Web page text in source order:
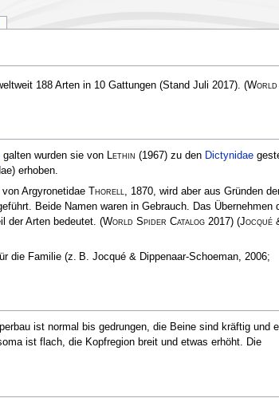
188 Arten in 10 Gattungen (Stand Juli 2017). (World
galten wurden sie von Lethin (1967) zu den Dictynidae
erhoben.
Argyronetidae Thorell
, 1870, wird aber aus Gründen
Beide Namen waren in Gebrauch. Das Übernehmen
der Arten bedeutet. (World Spider Catalog2017) (Jocqué
die Familie (z. B. Jocqué & Dippenaar-Schoeman, 2006;
ist normal bis gedrungen, die Beine sind kräftig und
ist flach, die Kopfregion breit und etwas erhöht. Die